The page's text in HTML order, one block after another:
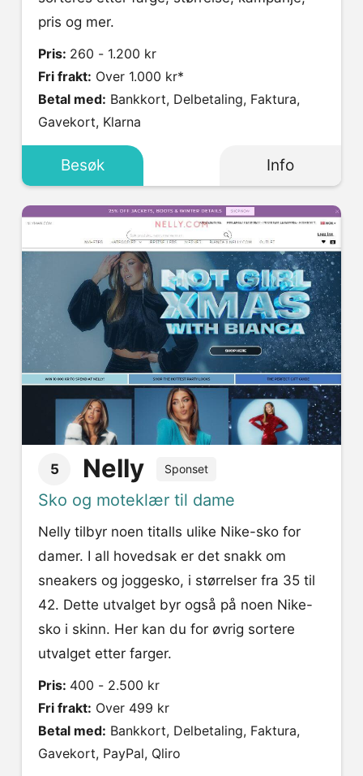
pris og mer.
Pris: 260 - 1.200 kr
Fri frakt: Over 1.000 kr*
Betal med:
Gavekort, Klarna
Besøk Info
5 Nelly Sponset
Sko og moteklær til dame
Nelly tilbyr noen titalls ulike Nike-sko for
damer. I all hovedsak er det snakk om
sneakers og joggesko, i størrelser fra 35 til
42. Dette utvalget byr også på noen Nike-
sko i skinn. Her kan du for øvrig sortere
utvalget etter farger.
Pris: 400 - 2.500 kr
Fri frakt: Over 499 kr
Betal med:
Gavekort, PayPal, Qliro